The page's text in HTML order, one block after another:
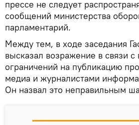
прессе не следует
сообщений министерства
парламентарий.
Между тем, в ходе заседания
высказал возражение в связи с
ограничений на публикацию
медиа и журналистами
Он назвал это неправильным